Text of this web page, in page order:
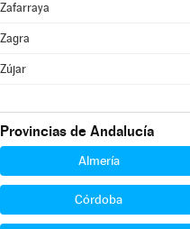
Zafarraya
Zagra
Zújar
Provincias de Andalucía
Almería
Córdoba